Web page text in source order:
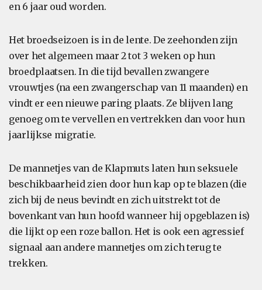
en 6 jaar oud worden.
Het broedseizoen is in de lente. De zeehonden zijn
over het algemeen maar 2 tot 3 weken op hun
broedplaatsen. In die tijd bevallen zwangere
vrouwtjes (na een zwangerschap van 11 maanden) en
vindt er een nieuwe paring plaats. Ze blijven lang
genoeg om te vervellen en vertrekken dan voor hun
jaarlijkse migratie.
De mannetjes van de Klapmuts laten hun seksuele
beschikbaarheid zien door hun kap op te blazen (die
zich bij de neus bevindt en zich uitstrekt tot de
bovenkant van hun hoofd wanneer hij opgeblazen is)
die lijkt op een roze ballon. Het is ook een agressief
signaal aan andere mannetjes om zich terug te
trekken.